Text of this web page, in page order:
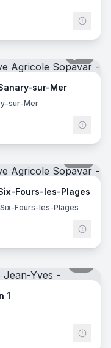
sur-Mer
sur-Mer
Fours-les-Plages
Fours-les-Plages
1